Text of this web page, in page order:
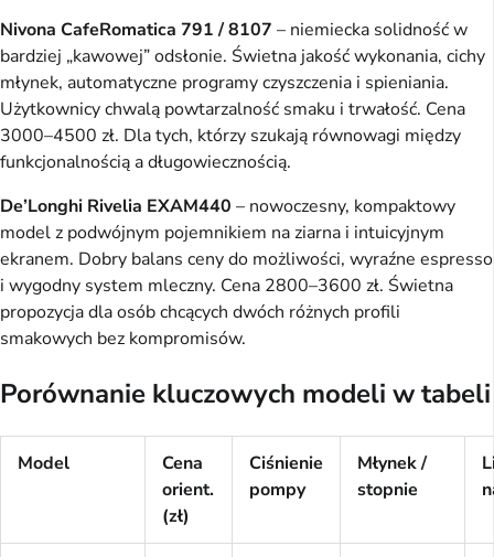
Nivona CafeRomatica 791 / 8107 – niemiecka solidność w
bardziej „kawowej” odsłonie. Świetna jakość wykonania, cichy
młynek, automatyczne programy czyszczenia i spieniania.
Użytkownicy chwalą powtarzalność smaku i trwałość. Cena
3000–4500 zł. Dla tych, którzy szukają równowagi między
funkcjonalnością a długowiecznością.
De’Longhi Rivelia EXAM440 – nowoczesny, kompaktowy
model z podwójnym pojemnikiem na ziarna i intuicyjnym
ekranem. Dobry balans ceny do możliwości, wyraźne espresso
i wygodny system mleczny. Cena 2800–3600 zł. Świetna
propozycja dla osób chcących dwóch różnych profili
smakowych bez kompromisów.
Porównanie kluczowych modeli w tabeli
Model
Cena
orient.
(zł)
Ciśnienie
pompy
Młynek /
stopnie